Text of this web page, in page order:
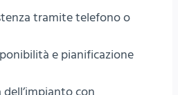
tramite telefono o
e pianificazione